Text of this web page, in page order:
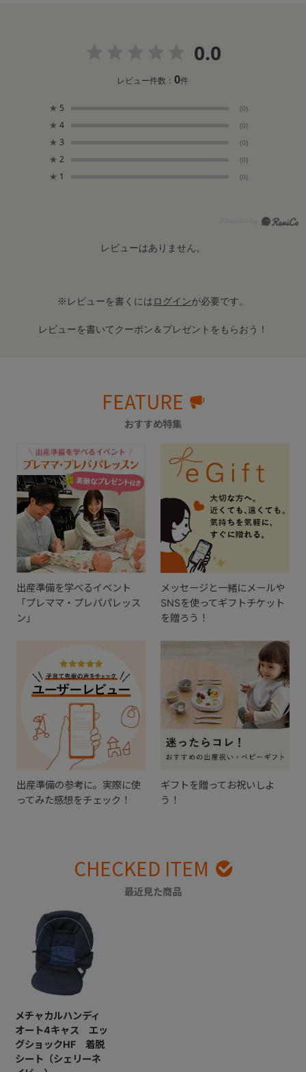
0.0
レビュー件数：0件
★ 5 (0)
★ 4 (0)
★ 3 (0)
★ 2 (0)
★ 1 (0)
レビューはありません。
※レビューを書くにはログインが必要です。
レビューを書いてクーポン＆プレゼントをもらおう！
FEATURE
おすすめ特集
出産準備を学べるイベント
「プレママ・プレパパレッス
ン」
メッセージと一緒にメールや
SNSを使ってギフトチケット
を贈ろう！
出産準備の参考に。実際に使
ってみた感想をチェック！
ギフトを贈ってお祝いしよ
う！
CHECKED ITEM
最近見た商品
メチャカルハンディ
オート4キャス エッ
グショックHF 着脱
シート（シェリーネ